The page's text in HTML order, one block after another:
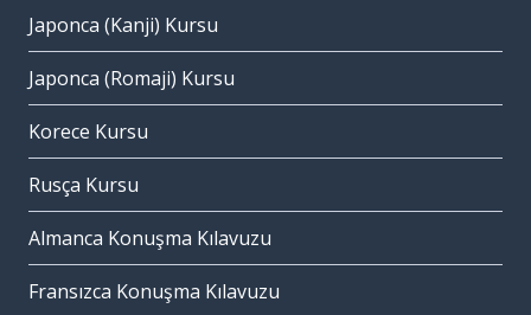
Japonca (Kanji) Kursu
Japonca (Romaji) Kursu
Korece Kursu
Rusça Kursu
Almanca Konuşma Kılavuzu
Fransızca Konuşma Kılavuzu